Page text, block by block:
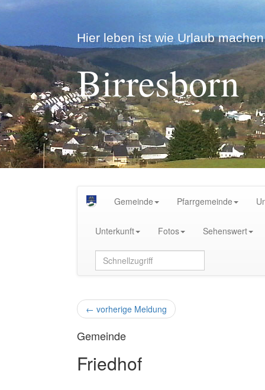
Hier leben ist wie Urlaub
Birresborn
Gemeinde Pfarrgemeinde
Unterkunft Fotos Sehenswert
← vorherige Meldung
Gemeinde
Friedhof